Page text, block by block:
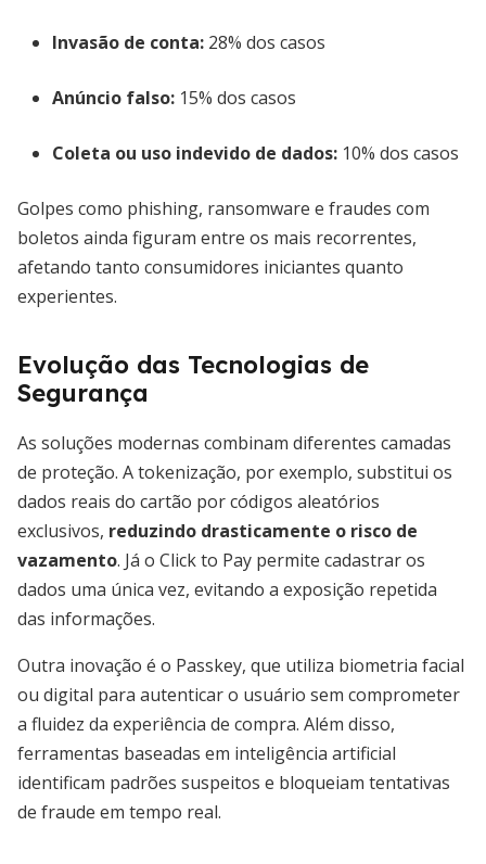
Invasão de conta: 28% dos casos
Anúncio falso: 15% dos casos
Coleta ou uso indevido de dados: 10% dos casos
Golpes como phishing, ransomware e fraudes com
boletos ainda figuram entre os mais recorrentes,
afetando tanto consumidores iniciantes quanto
experientes.
Evolução das Tecnologias de
Segurança
As soluções modernas combinam diferentes camadas
de proteção. A tokenização, por exemplo, substitui os
dados reais do cartão por códigos aleatórios
exclusivos, reduzindo drasticamente o risco de
vazamento. Já o Click to Pay permite cadastrar os
dados uma única vez, evitando a exposição repetida
das informações.
Outra inovação é o Passkey, que utiliza biometria facial
ou digital para autenticar o usuário sem comprometer
a fluidez da experiência de compra. Além disso,
ferramentas baseadas em inteligência artificial
identificam padrões suspeitos e bloqueiam tentativas
de fraude em tempo real.